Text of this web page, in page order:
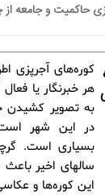
حاکمیت و جامعه
کوره‌های آجرپزی
هر خبرنگار یا
به تصویر کشیدن
در این شهر
بسیاری است.
سالهای اخیر
این کوره‌ها و